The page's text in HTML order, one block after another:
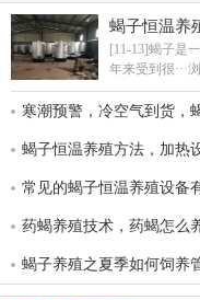
蝎子恒温养
[11-13]蝎子是
年来受到很···
寒潮预警，冷空气到货，
蝎子恒温养殖方法，加热
常见的蝎子恒温养殖设备
药蝎养殖技术，药蝎怎么
蝎子养殖之夏季如何饲养